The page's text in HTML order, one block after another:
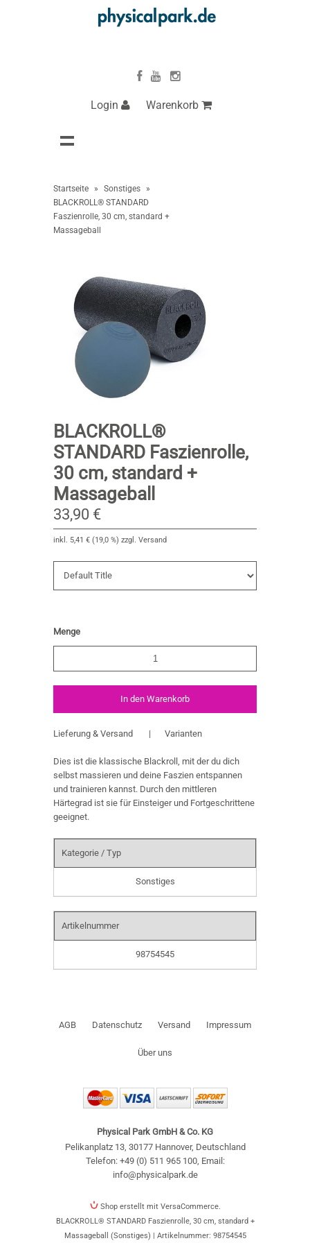
Login Warenkorb
Startseite » Sonstiges »
BLACKROLL® STANDARD
Faszienrolle, 30 cm, standard +
Massageball
BLACKROLL®
STANDARD Faszienrolle,
30 cm, standard +
Massageball
33,90 €
inkl. 5,41 € (19,0 %) zzgl. Versand
Menge
Lieferung & Versand | Varianten
Dies ist die klassische Blackroll, mit der du dich
selbst massieren und deine Faszien entspannen
und trainieren kannst. Durch den mittleren
Härtegrad ist sie für Einsteiger und Fortgeschrittene
geeignet.
Kategorie / Typ
Sonstiges
Artikelnummer
98754545
AGB Datenschutz Versand Impressum
Über uns
Physical Park GmbH & Co. KG
Pelikanplatz 13, 30177 Hannover, Deutschland
Telefon: +49 (0) 511 965 100, Email:
info@physicalpark.de
Shop erstellt mit VersaCommerce.
BLACKROLL® STANDARD Faszienrolle, 30 cm, standard +
Massageball (Sonstiges) | Artikelnummer: 98754545